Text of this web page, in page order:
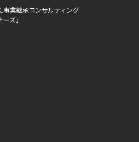
事業継承コンサルティング
ズ」